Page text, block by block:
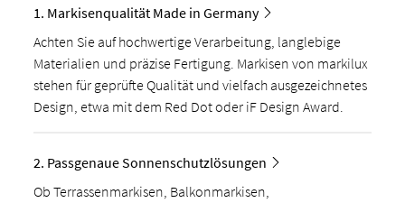
1. Markisenqualität Made in Germany
Achten Sie auf hochwertige Verarbeitung, langlebige
Materialien und präzise Fertigung. Markisen von markilux
stehen für geprüfte Qualität und vielfach ausgezeichnetes
Design, etwa mit dem Red Dot oder iF Design Award.
2. Passgenaue Sonnenschutzlösungen
Ob Terrassenmarkisen, Balkonmarkisen,